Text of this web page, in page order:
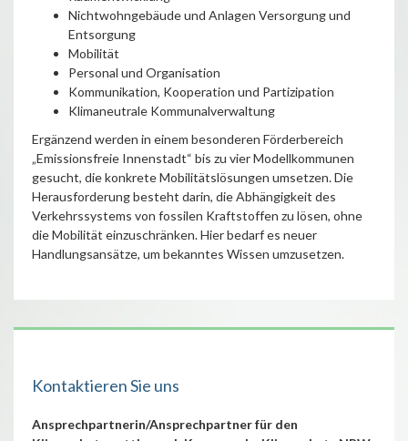
Nichtwohngebäude und Anlagen Versorgung und
Entsorgung
Mobilität
Personal und Organisation
Kommunikation, Kooperation und Partizipation
Klimaneutrale Kommunalverwaltung
Ergänzend werden in einem besonderen Förderbereich
„Emissionsfreie Innenstadt“ bis zu vier Modellkommunen
gesucht, die konkrete Mobilitätslösungen umsetzen. Die
Herausforderung besteht darin, die Abhängigkeit des
Verkehrssystems von fossilen Kraftstoffen zu lösen, ohne
die Mobilität einzuschränken. Hier bedarf es neuer
Handlungsansätze, um bekanntes Wissen umzusetzen.
Kontaktieren Sie uns
Ansprechpartnerin/Ansprechpartner für den